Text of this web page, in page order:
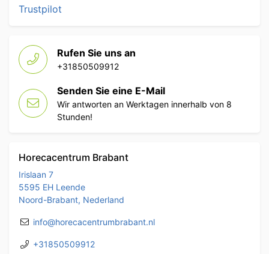
Trustpilot
Rufen Sie uns an
+31850509912
Senden Sie eine E-Mail
Wir antworten an Werktagen innerhalb von 8
Stunden!
Horecacentrum Brabant
Irislaan 7
5595 EH Leende
Noord-Brabant, Nederland
info@horecacentrumbrabant.nl
+31850509912